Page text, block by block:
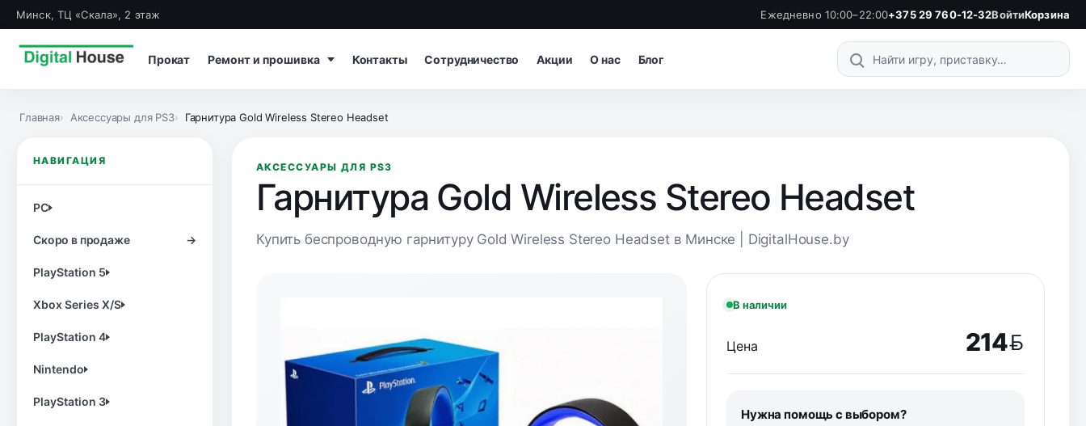
Минск, ТЦ «Скала», 2 этаж Ежедневно 10:00–22:00+375 29 760-12-32ВойтиКорзина
Прокат Ремонт и прошивка Контакты Сотрудничество Акции О нас Блог
Поиск по каталогу
Главная Аксессуары для PS3 Гарнитура Gold Wireless Stereo Headset
НАВИГАЦИЯ
PC
Скоро в продаже →
PlayStation 5
Xbox Series X/S
PlayStation 4
Nintendo
PlayStation 3
АКСЕССУАРЫ ДЛЯ PS3
Гарнитура Gold Wireless Stereo Headset
Купить беспроводную гарнитуру Gold Wireless Stereo Headset в Минске | DigitalHouse.by
В наличии
Цена 214
BYN
Нужна помощь с выбором?